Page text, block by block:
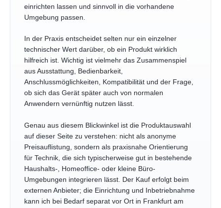
einrichten lassen und sinnvoll in die vorhandene
Umgebung passen.
In der Praxis entscheidet selten nur ein einzelner
technischer Wert darüber, ob ein Produkt wirklich
hilfreich ist. Wichtig ist vielmehr das Zusammenspiel
aus Ausstattung, Bedienbarkeit,
Anschlussmöglichkeiten, Kompatibilität und der Frage,
ob sich das Gerät später auch von normalen
Anwendern vernünftig nutzen lässt.
Genau aus diesem Blickwinkel ist die Produktauswahl
auf dieser Seite zu verstehen: nicht als anonyme
Preisauflistung, sondern als praxisnahe Orientierung
für Technik, die sich typischerweise gut in bestehende
Haushalts-, Homeoffice- oder kleine Büro-
Umgebungen integrieren lässt. Der Kauf erfolgt beim
externen Anbieter; die Einrichtung und Inbetriebnahme
kann ich bei Bedarf separat vor Ort in Frankfurt am